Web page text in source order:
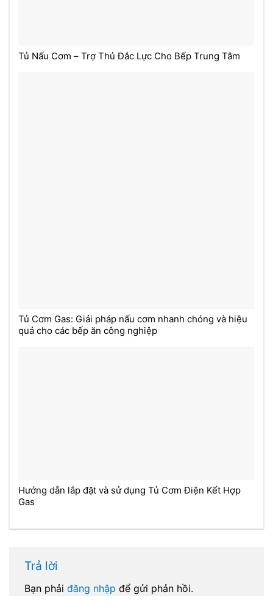
Tủ Nấu Cơm – Trợ Thủ Đắc Lực Cho Bếp Trung Tâm
Tủ Cơm Gas: Giải pháp nấu cơm nhanh chóng và hiệu
quả cho các bếp ăn công nghiệp
Hướng dẫn lắp đặt và sử dụng Tủ Cơm Điện Kết Hợp
Gas
Trả lời
Bạn phải đăng nhập để gửi phản hồi.